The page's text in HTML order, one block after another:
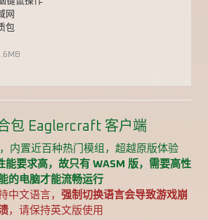
网
包
包 Eaglercraft 客户端
内置近百种热门模组，超越原版体验
能要求高，故只有 WASM 版，需要高性
的电脑才能流畅运行
中文语言， 强制切换语言会导致游戏崩
，请保持英文版使用